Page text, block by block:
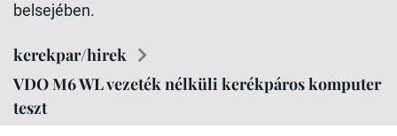
belsejében.
kerekpar/hirek
VDO M6 WL vezeték nélküli kerékpáros komputer
teszt